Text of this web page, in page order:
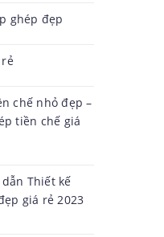
ghép đẹp
chế nhỏ đẹp –
tiền chế giá
Thiết kế
giá rẻ 2023